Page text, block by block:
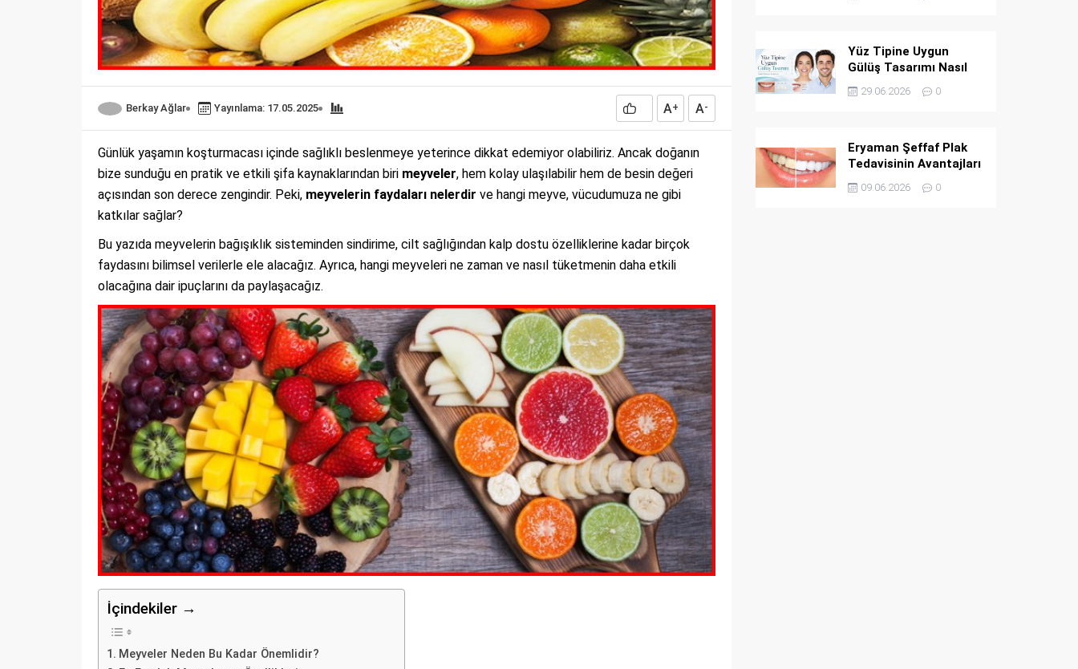
Berkay Ağlar Yayınlama: 17.05.2025 A+ A-
Günlük yaşamın koşturmacası içinde sağlıklı beslenmeye yeterince dikkat edemiyor olabiliriz. Ancak doğanın
bize sunduğu en pratik ve etkili şifa kaynaklarından biri meyveler, hem kolay ulaşılabilir hem de besin değeri
açısından son derece zengindir. Peki, meyvelerin faydaları nelerdir ve hangi meyve, vücudumuza ne gibi
katkılar sağlar?
Bu yazıda meyvelerin bağışıklık sisteminden sindirime, cilt sağlığından kalp dostu özelliklerine kadar birçok
faydasını bilimsel verilerle ele alacağız. Ayrıca, hangi meyveleri ne zaman ve nasıl tüketmenin daha etkili
olacağına dair ipuçlarını da paylaşacağız.
İçindekiler →
Meyveler Neden Bu Kadar Önemlidir?
Nutrition Premium
Yüz Tipine Uygun
Gülüş Tasarımı Nasıl
Belirlenir İdeal Gülüşün
Anatomisi
29.06.2026 0
Eryaman Şeffaf Plak
Tedavisinin Avantajları
09.06.2026 0